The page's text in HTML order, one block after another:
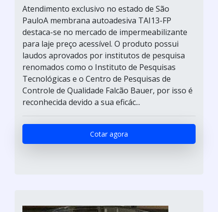
Atendimento exclusivo no estado de São
PauloA membrana autoadesiva TAI13-FP
destaca-se no mercado de impermeabilizante
para laje preço acessível. O produto possui
laudos aprovados por institutos de pesquisa
renomados como o Instituto de Pesquisas
Tecnológicas e o Centro de Pesquisas de
Controle de Qualidade Falcão Bauer, por isso é
reconhecida devido a sua eficác...
Cotar agora